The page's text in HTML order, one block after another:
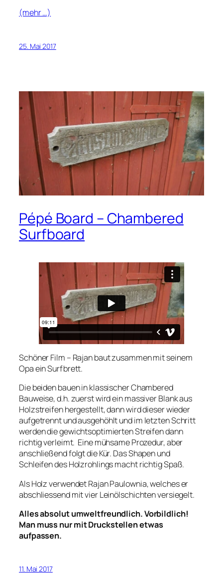
(mehr …)
25. Mai 2017
Pépé Board – Chambered
Surfboard
Schöner Film – Rajan baut zusammen mit seinem
Opa ein Surfbrett.
Die beiden bauen in klassischer Chambered
Bauweise, d.h. zuerst wird ein massiver Blank aus
Holzstreifen hergestellt, dann wird dieser wieder
aufgetrennt und ausgehöhlt und im letzten Schritt
werden die gewichtsoptimierten Streifen dann
richtig verleimt. Eine mühsame Prozedur, aber
anschließend folgt die Kür. Das Shapen und
Schleifen des Holzrohlings macht richtig Spaß.
Als Holz verwendet Rajan Paulownia, welches er
abschliessend mit vier Leinölschichten versiegelt.
Alles absolut umweltfreundlich. Vorbildlich!
Man muss nur mit Druckstellen etwas
aufpassen.
11. Mai 2017